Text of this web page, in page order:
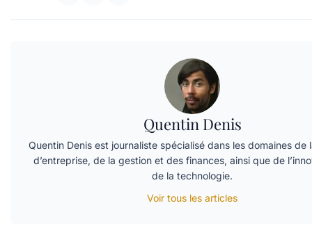
Quentin Denis
Quentin Denis est journaliste spécialisé dans les domaines de
d’entreprise, de la gestion et des finances, ainsi que de
de la technologie.
Voir tous les articles